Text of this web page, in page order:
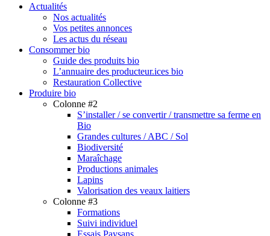
search
Menu
Actualités
Nos actualités
Vos petites annonces
Les actus du réseau
Consommer bio
Guide des produits bio
L’annuaire des producteur.ices bio
Restauration Collective
Produire bio
Colonne #2
S’installer / se convertir / transmettre sa ferme en
Bio
Grandes cultures / ABC / Sol
Biodiversité
Maraîchage
Productions animales
Lapins
Valorisation des veaux laitiers
Colonne #3
Formations
Suivi individuel
Essais Paysans